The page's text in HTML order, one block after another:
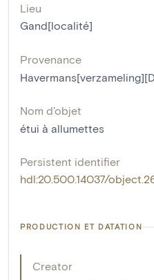
Lieu
Gand[localité]
Provenance
Nom d'objet
étui à allumettes
Persistent identifier
hdl:20.500.14037/
PRODUCTION ET DATATION
Creator